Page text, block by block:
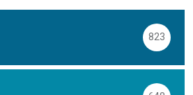
823